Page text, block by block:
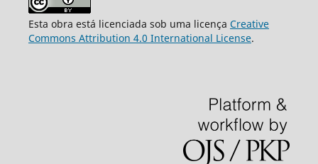
Esta obra está licenciada sob uma licença Creative
Commons Attribution 4.0 International License.